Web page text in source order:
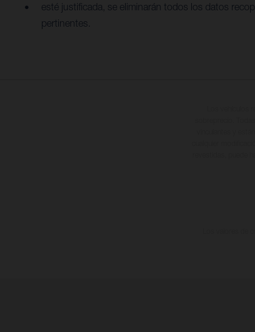
esté justificada, se eliminarán todos los datos
pertinentes.